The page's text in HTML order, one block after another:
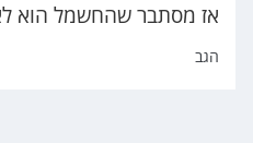
אז מסתבר שהחשמל הוא
הגב